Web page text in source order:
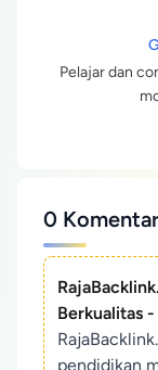
Pelajar dan
0 Komentar
Berkualitas
pendidikan